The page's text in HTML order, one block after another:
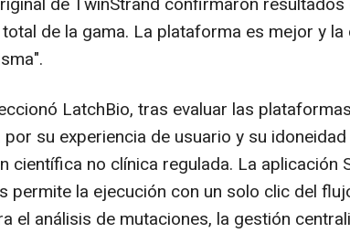
de la gama. La plataforma es mejor y la
LatchBio, tras evaluar las
su experiencia de usuario y su
científica no clínica regulada. La aplicación
permite la ejecución con un solo clic del
el análisis de mutaciones, la gestión